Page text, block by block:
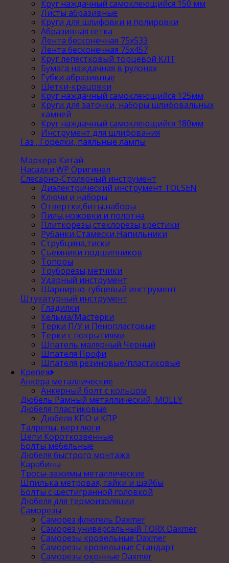
Круг наждачный самоклеющийся 150 мм
Листы абразивные
Круги для шлифовки и полировки
Абразивная сетка
Лента бесконечная 75х533
Лента бесконечная 75х457
Круг лепестковый торцевой КЛТ
Бумага наждачная в рулонах
Губки абразивные
Щетки-крацовки
Круг наждачный самоклеющийся 125мм
Круги для заточки, наборы шлифовальных
камней
Круг наждачный самоклеющийся 180мм
Инструмент для шлифования
Газ , Горелки, паяльные лампы
Маркера Китай
Насадки WP Оригинал
Слесарно-Столярный инструмент
Диэлектрический инструмент TOLSEN
Ключи и наборы
Отвертки,биты,наборы
Пилы,ножовки и полотна
Плиткорезы,стеклорезы,крестики
Рубанки,Стамески,Напильники
Струбцина,тиски
Съемники подшипников
Топоры
Труборезы,метчики
Ударный инструмент
Шарнирно-губцевый инструмент
Штукатурный инструмент
Гладилки
Кельма/Мастерки
Терки П/У и Пенопластовые
Терки с покрытиями
Шпатель малярный Черный
Шпателя Профи
Шпателя резиновые/пластиковые
Крепеж
Анкера металлические
Анкерный болт с кольцом
Дюбель Рамный металлический, MOLLY
Дюбеля пластиковые
Дюбеля КПО и КПР
Талрепы, вертлюги
Цепи Короткозвенные
Болты мебельные
Дюбеля быстрого монтажа
Карабины
Тросы-зажимы металлические
Шпилька метровая, гайки и шайбы
Болты с шестигранной головкой
Дюбеля для термоизоляции
Саморезы
Саморез флюгель Daxmer
Саморез универсальный TORX Daxmer
Саморезы кровельные Daxmer
Саморезы кровельные Стандарт
Саморезы оконные Daxmer